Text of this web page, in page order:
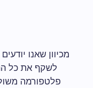
מכיוון שאנו
לשקף את כל
פלטפורמה